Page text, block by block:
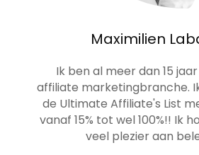
Maximilien
Ik ben al meer dan 15
affiliate marketingbranche.
de Ultimate Affiliate's List
vanaf 15% tot wel 100%!! Ik
veel plezier aan